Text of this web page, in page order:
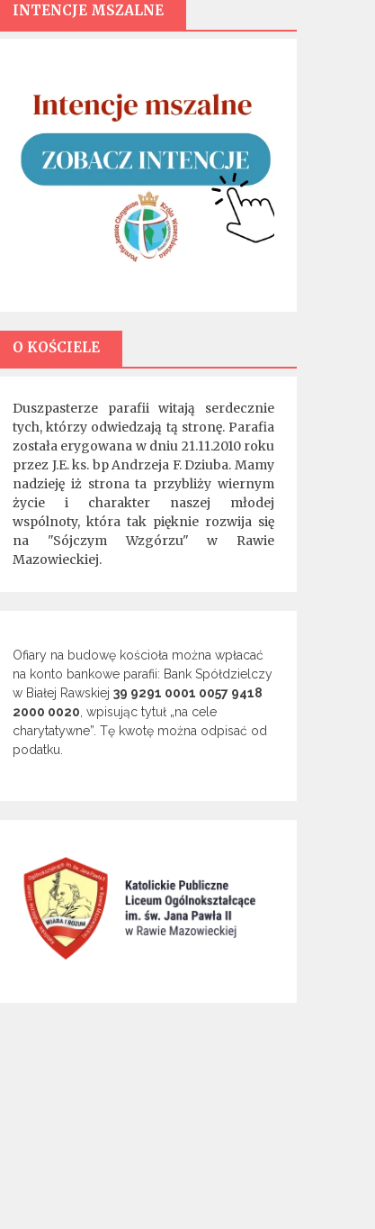
INTENCJE MSZALNE
O KOŚCIELE
Duszpasterze parafii witają serdecznie
tych, którzy odwiedzają tą stronę. Parafia
została erygowana w dniu 21.11.2010 roku
przez J.E. ks. bp Andrzeja F. Dziuba. Mamy
nadzieję iż strona ta przybliży wiernym
życie i charakter naszej młodej
wspólnoty, która tak pięknie rozwija się
na "Sójczym Wzgórzu" w Rawie
Mazowieckiej.
Ofiary na budowę kościoła można wpłacać
na konto bankowe parafii: Bank Spółdzielczy
w Białej Rawskiej 39 9291 0001 0057 9418
2000 0020 , wpisując tytuł „na cele
charytatywne”. Tę kwotę można odpisać od
podatku.